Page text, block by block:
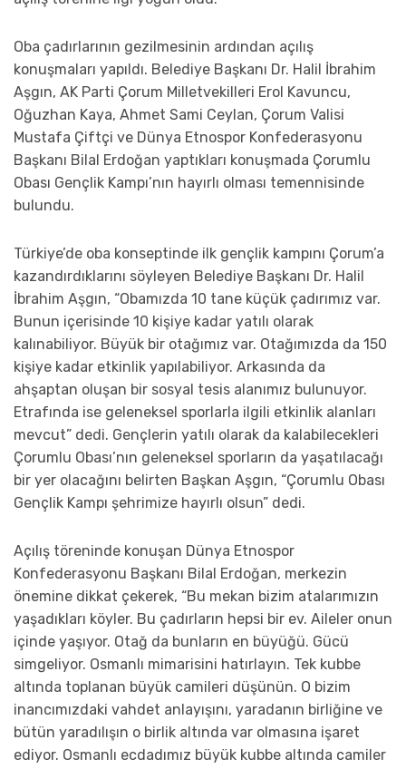
Oba çadırlarının gezilmesinin ardından açılış
konuşmaları yapıldı. Belediye Başkanı Dr. Halil İbrahim
Aşgın, AK Parti Çorum Milletvekilleri Erol Kavuncu,
Oğuzhan Kaya, Ahmet Sami Ceylan, Çorum Valisi
Mustafa Çiftçi ve Dünya Etnospor Konfederasyonu
Başkanı Bilal Erdoğan yaptıkları konuşmada Çorumlu
Obası Gençlik Kampı’nın hayırlı olması temennisinde
bulundu.
Türkiye’de oba konseptinde ilk gençlik kampını Çorum’a
kazandırdıklarını söyleyen Belediye Başkanı Dr. Halil
İbrahim Aşgın, “Obamızda 10 tane küçük çadırımız var.
Bunun içerisinde 10 kişiye kadar yatılı olarak
kalınabiliyor. Büyük bir otağımız var. Otağımızda da 150
kişiye kadar etkinlik yapılabiliyor. Arkasında da
ahşaptan oluşan bir sosyal tesis alanımız bulunuyor.
Etrafında ise geleneksel sporlarla ilgili etkinlik alanları
mevcut” dedi. Gençlerin yatılı olarak da kalabilecekleri
Çorumlu Obası’nın geleneksel sporların da yaşatılacağı
bir yer olacağını belirten Başkan Aşgın, “Çorumlu Obası
Gençlik Kampı şehrimize hayırlı olsun” dedi.
Açılış töreninde konuşan Dünya Etnospor
Konfederasyonu Başkanı Bilal Erdoğan, merkezin
önemine dikkat çekerek, “Bu mekan bizim atalarımızın
yaşadıkları köyler. Bu çadırların hepsi bir ev. Aileler onun
içinde yaşıyor. Otağ da bunların en büyüğü. Gücü
simgeliyor. Osmanlı mimarisini hatırlayın. Tek kubbe
altında toplanan büyük camileri düşünün. O bizim
inancımızdaki vahdet anlayışını, yaradanın birliğine ve
bütün yaradılışın o birlik altında var olmasına işaret
ediyor. Osmanlı ecdadımız büyük kubbe altında camiler